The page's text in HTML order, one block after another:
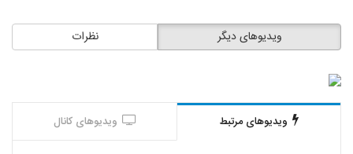
آهنگ حال خوب از علی شکراللهی(پاپ)
۶۴۵ بازدید
آهنگ سپهر خلسه بنام بی خواب
نظرات ویدیوهای دیگر
ویدیوهای مرتبط ویدیوهای کانال